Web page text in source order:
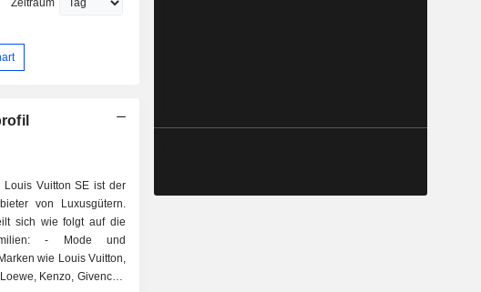
Zeitraum
Louis Vuitton SE ist der
von Luxusgütern.
sich wie folgt auf die
Mode und
wie Louis Vuitton,
Kenzo, Givenchy,